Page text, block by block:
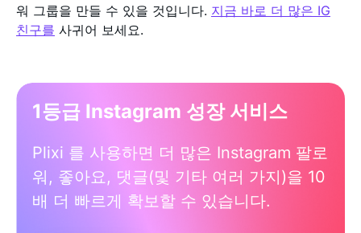
워 그룹을 만들 수 있을 것입니다. 지금 바로 더 많은 IG
친구를 사귀어 보세요.
1등급 Instagram 성장 서비스
Plixi 를 사용하면 더 많은 Instagram 팔로
워, 좋아요, 댓글(및 기타 여러 가지)을 10
배 더 빠르게 확보할 수 있습니다.